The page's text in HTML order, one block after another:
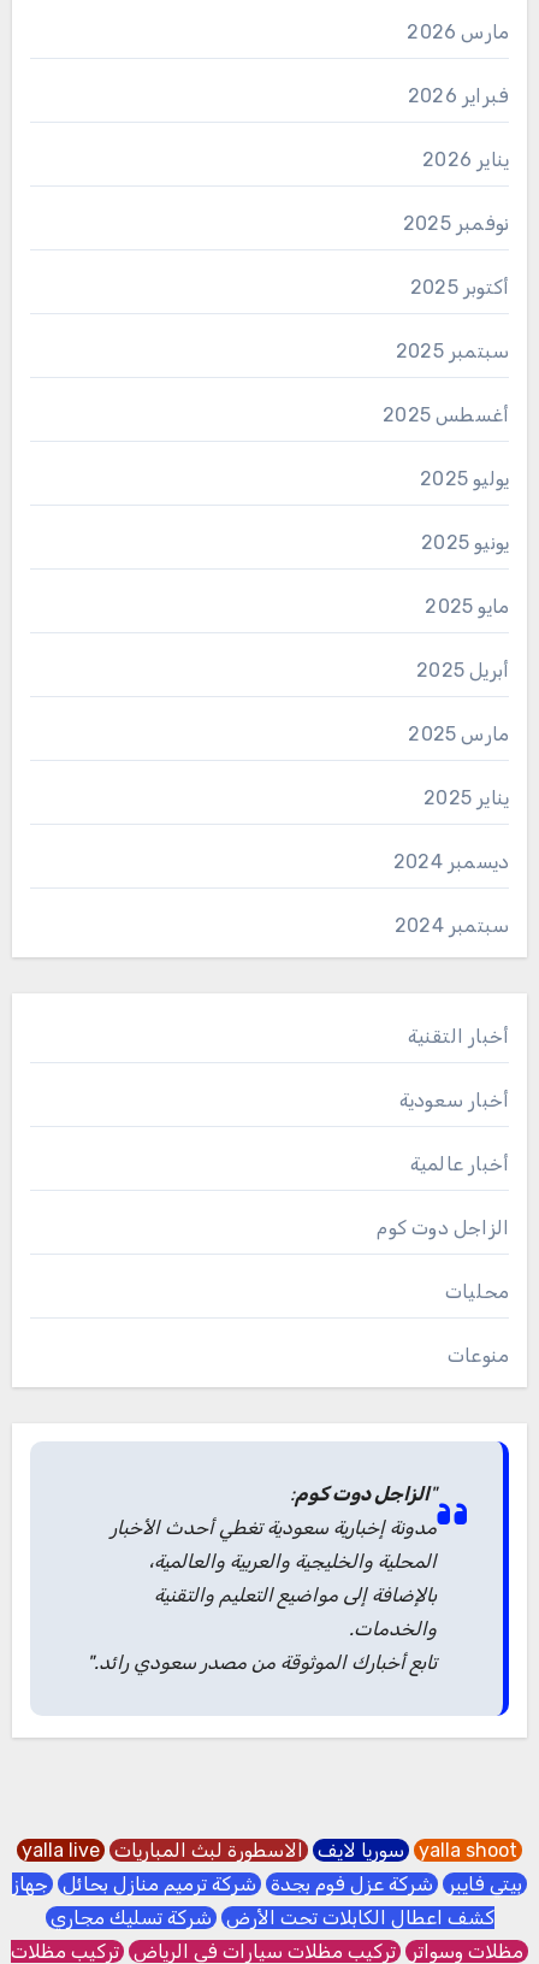
مارس 2026
فبراير 2026
يناير 2026
نوفمبر 2025
أكتوبر 2025
سبتمبر 2025
أغسطس 2025
يوليو 2025
يونيو 2025
مايو 2025
أبريل 2025
مارس 2025
يناير 2025
ديسمبر 2024
سبتمبر 2024
أخبار التقنية
أخبار سعودية
أخبار عالمية
الزاجل دوت كوم
محليات
منوعات
"الزاجل دوت كوم:
مدونة إخبارية سعودية تغطي أحدث الأخبار
المحلية والخليجية والعربية والعالمية،
بالإضافة إلى مواضيع التعليم والتقنية
والخدمات.
تابع أخبارك الموثوقة من مصدر سعودي رائد."
yalla shoot سوريا لايف الاسطورة لبث المباريات yalla live
بيتي فايبر شركة عزل فوم بجدة شركة ترميم منازل بحائل جهاز
كشف اعطال الكابلات تحت الأرض شركة تسليك مجاري
مظلات وسواتر تركيب مظلات سيارات في الرياض تركيب مظلات